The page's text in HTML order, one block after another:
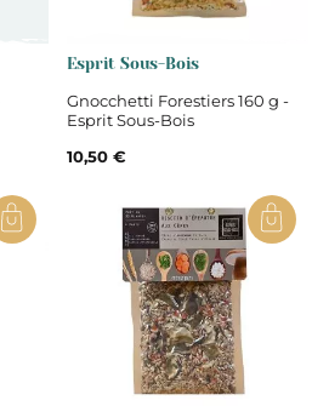
Esprit Sous-Bois
Gnocchetti Forestiers 160 g -
Esprit Sous-Bois
10,50 €